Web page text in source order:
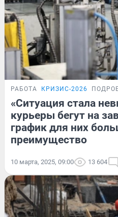
РАБОТА КРИЗИС-2026
«Ситуация стала
курьеры бегут на
график для них
преимущество
10 марта, 2025, 09:00 13 604